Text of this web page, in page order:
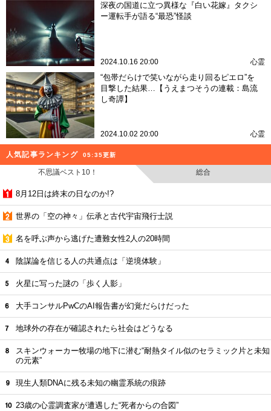
深夜の国道に立つ異様な『白い花嫁』タクシ
ー運転手が語る“最恐”怪談
2024.10.16 20:00 心霊
“包帯だらけで笑いながら走り回るピエロ”を
目撃した結果…【うえまつそうの連載：島流
し奇譚】
2024.10.02 20:00 心霊
人気記事ランキング 05:35更新
不思議ベスト10！ 総合
8月12日は終末の日なのか!?
世界の「空の神々」伝承と古代宇宙飛行士説
名を呼ぶ声から逃げた遭難女性2人の20時間
陰謀論を信じる人の共通点は「逆境体験」
火星に写った謎の「歩く人影」
大手コンサルPwCのAI報告書が幻覚だらけだった
地球外の存在が確認されたら社会はどうなる
スキンウォーカー牧場の地下に潜む“耐熱タイル似のセラミック片と未知
の元素”
現生人類DNAに残る未知の幽霊系統の痕跡
23歳の心霊調査家が遭遇した“死者からの合図”